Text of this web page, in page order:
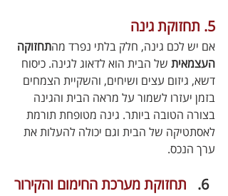
5. תחזוקת גינה
אם יש לכם גינה, חלק בלתי נפרד מהתחזוקה
העצמאית של הבית הוא לדאוג לגינה. כיסוח
דשא, גיזום עצים ושיחים, והשקיית הצמחים
בזמן יעזרו לשמור על מראה הבית והגינה
בצורה הטובה ביותר. גינה מטופחת תורמת
לאסתטיקה של הבית וגם יכולה להעלות את
ערך הנכס.
תחזוקת מערכת החימום והקירור